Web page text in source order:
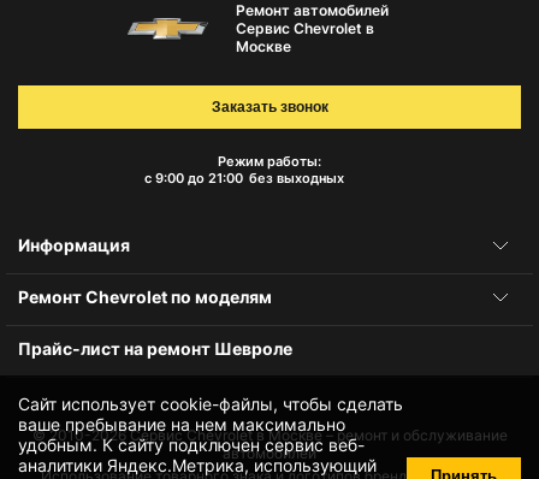
Сайт использует cookie-файлы, чтобы сделать
ваше пребывание на нем максимально
удобным. К cайту подключен сервис веб-
аналитики Яндекс.Метрика, использующий
Принять
Ремонт автомобилей
Сервис Chevrolet в
Москве
Режим работы:
с 9:00 до 21:00 без выходных
Заказать звонок
Информация
Ремонт Chevrolet по моделям
Прайс-лист на ремонт Шевроле
© 2010-2026Сервис Chevrolet в Москве – ремонт и обслуживание
автомобилей